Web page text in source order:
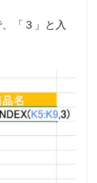
「３」と入